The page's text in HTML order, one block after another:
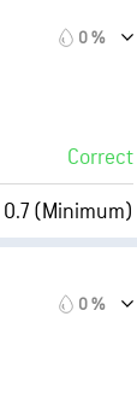
10 mi
0 %
Correct
0.7 (Minimum)
30 %
0 %